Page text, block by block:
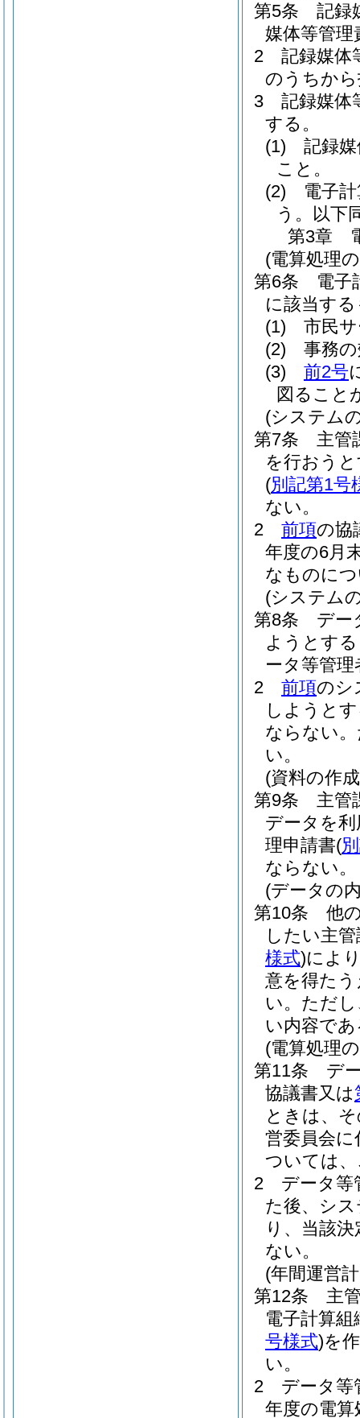
第5条
記録
媒体等管理
2
記録媒体
のうちか
3
記録媒体
する。
(1)
記録
こと。
(2)
電子
う。以下
第3章
(電算処理
第6条
電子
に該当す
(1)
市民
(2)
事務
(3)
前2号
図ること
(システム
第7条
主管
を行おう
(別記第1号
ない。
2
前項の協
年度の6月
なものに
(システム
第8条
デー
ようとす
ータ等管
2
前項のシ
しようと
ならない。
い。
(資料の作
第9条
主管
データを
理申請書(
ならない。
(データの
第10条
他
したい主
様式)によ
意を得た
い。 ただ
い内容で
(電算処理
第11条
デ
協議書又は
ときは、
営委員会
ついては
2
データ等
た後、シ
り、当該
ない。
(年間運営
第12条
主
電子計算
号様式)を
い。
2
データ等
年度の電算